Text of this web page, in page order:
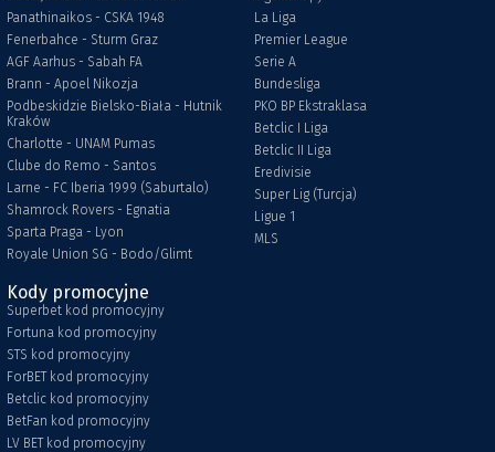
Panathinaikos - CSKA 1948
Fenerbahce - Sturm Graz
AGF Aarhus - Sabah FA
Brann - Apoel Nikozja
Podbeskidzie Bielsko-Biała - Hutnik
Kraków
Charlotte - UNAM Pumas
Clube do Remo - Santos
Larne - FC Iberia 1999 (Saburtalo)
Shamrock Rovers - Egnatia
Sparta Praga - Lyon
Royale Union SG - Bodo/Glimt
La Liga
Premier League
Serie A
Bundesliga
PKO BP Ekstraklasa
Betclic I Liga
Betclic II Liga
Eredivisie
Super Lig (Turcja)
Ligue 1
MLS
Kody promocyjne
Superbet kod promocyjny
Fortuna kod promocyjny
STS kod promocyjny
ForBET kod promocyjny
Betclic kod promocyjny
BetFan kod promocyjny
LV BET kod promocyjny